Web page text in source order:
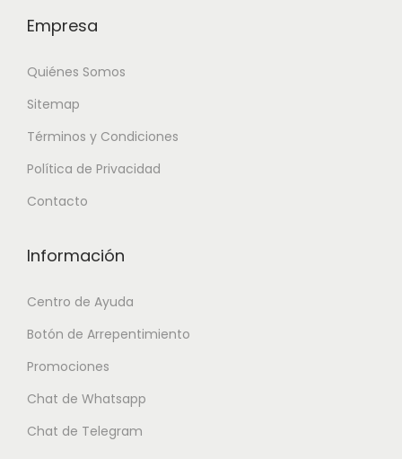
Empresa
Quiénes Somos
Sitemap
Términos y Condiciones
Política de Privacidad
Contacto
Información
Centro de Ayuda
Botón de Arrepentimiento
Promociones
Chat de Whatsapp
Chat de Telegram